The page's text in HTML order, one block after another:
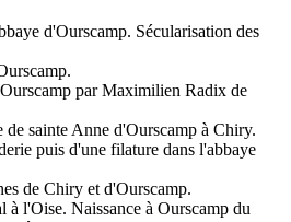
d'Ourscamp. Sécularisation des
par Maximilien Radix de
de sainte Anne d'Ourscamp à Chiry.
puis d'une filature dans l'abbaye
de Chiry et d'Ourscamp.
à l'Oise. Naissance à Ourscamp du